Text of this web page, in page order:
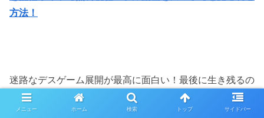
方法！
迷路なデスゲーム展開が最高に面白い！最後に生き残るの
は誰？
メニュー ホーム 検索 トップ サイドバー